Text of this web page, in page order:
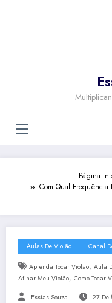
Página
Com Qual
Aulas De Violão Canal
Aprenda Tocar Violão, Aula
Afinar Meu Violão, Como Tocar
Essias Souza 27 De